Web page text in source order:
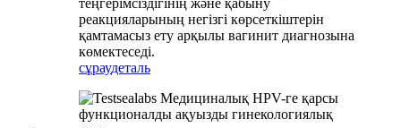
теңгерімсіздігінің және қабыну
реакцияларының негізгі көрсеткіштерін
қамтамасыз ету арқылы вагинит диагнозына
көмектеседі.
сұраудеталь